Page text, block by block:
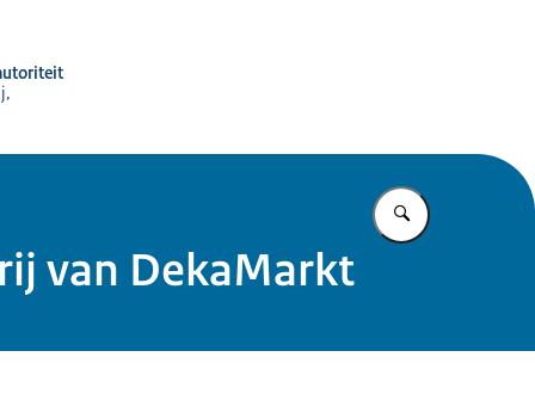
Vul in wat u
van DekaMarkt